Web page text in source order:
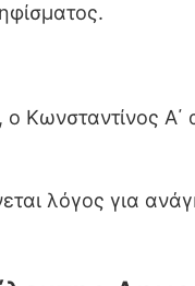
ο Κωνσταντίνος
λόγος για